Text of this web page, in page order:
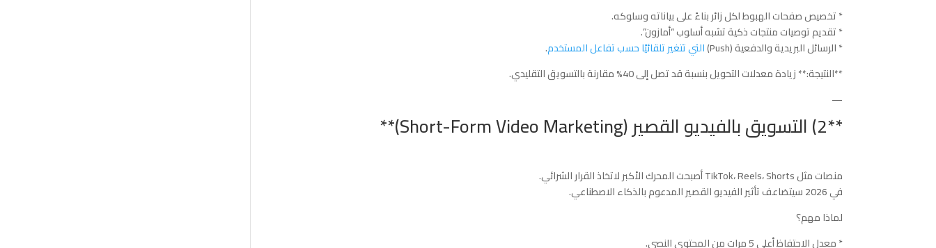
* تخصيص صفحات الهبوط لكل زائر بناءً على بياناته وسلوكه.
* تقديم توصيات منتجات ذكية تشبه أسلوب “أمازون”.
* الرسائل البريدية والدفعية (Push)
التي تتغير تلقائيًا حسب تفاعل المستخدم.
**النتيجة:** زيادة معدلات التحويل بنسبة قد تصل إلى 40% مقارنة بالتسويق التقليدي.
—
**2) التسويق بالفيديو القصير (Short-Form Video Marketing)**
منصات مثل TikTok، Reels، Shorts أصبحت المحرك الأكبر لاتخاذ القرار الشرائي.
في 2026 سيتضاعف تأثير الفيديو القصير المدعوم بالذكاء الاصطناعي.
لماذا مهم؟
* معدل الاحتفاظ أعلى 5 مرات من المحتوى النصي.